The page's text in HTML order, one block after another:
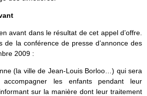
avant dans le résultat de cet appel d’offre.
de la conférence de presse d’annonce des
2009 :
(la ville de Jean-Louis Borloo…) qui sera
les enfants pendant leur
sur la manière dont leur traitement